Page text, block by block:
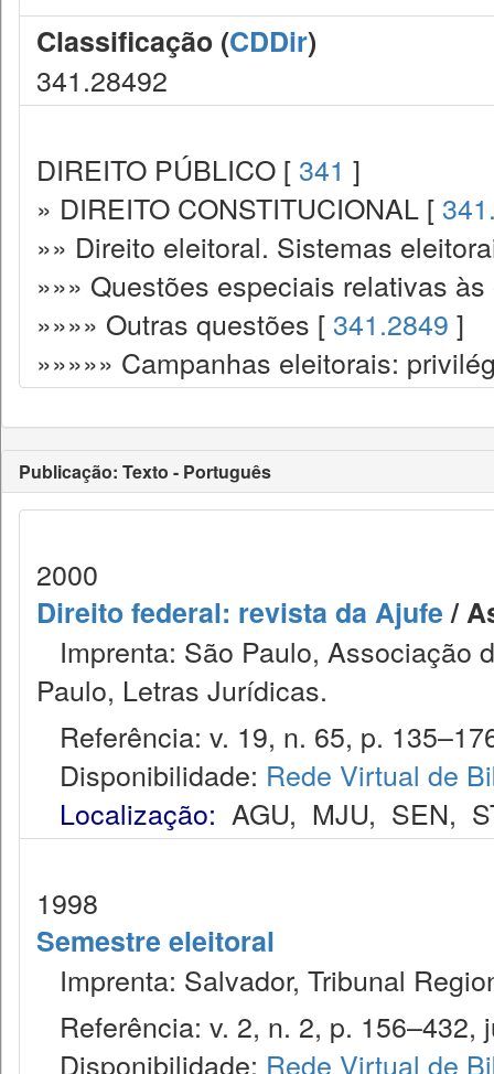
Classificação (CDDir)
341.28492
DIREITO PÚBLICO [ 341 ]
» DIREITO CONSTITUCIONAL [
»» Direito eleitoral. Sistemas
»»» Questões especiais relativas
»»»» Outras questões [ 341.2849 ]
»»»»» Campanhas eleitorais:
Publicação: Texto - Português
2000
Direito federal: revista da Ajufe/
Imprenta: São Paulo, Associação
Paulo, Letras Jurídicas.
Referência: v. 19, n. 65, p.
Disponibilidade: Rede Virtual de
Localização: AGU, MJU, SEN,
1998
Semestre eleitoral
Imprenta: Salvador, Tribunal
Referência: v. 2, n. 2, p. 156–432,
Disponibilidade: Rede Virtual de